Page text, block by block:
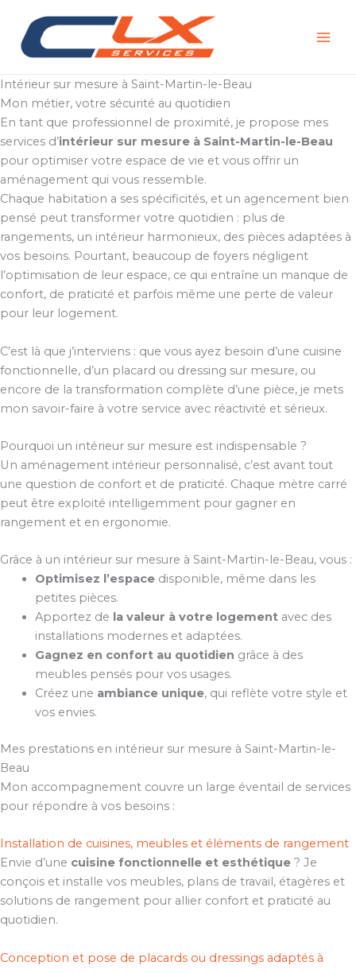
contenu
Intérieur sur mesure à Saint-Martin-le-Beau
Mon métier, votre sécurité au quotidien
En tant que professionnel de proximité, je propose mes
services d’intérieur sur mesure à Saint-Martin-le-Beau
pour optimiser votre espace de vie et vous offrir un
aménagement qui vous ressemble.
Chaque habitation a ses spécificités, et un agencement bien
pensé peut transformer votre quotidien : plus de
rangements, un intérieur harmonieux, des pièces adaptées à
vos besoins. Pourtant, beaucoup de foyers négligent
l’optimisation de leur espace, ce qui entraîne un manque de
confort, de praticité et parfois même une perte de valeur
pour leur logement.
C’est là que j’interviens : que vous ayez besoin d’une cuisine
fonctionnelle, d’un placard ou dressing sur mesure, ou
encore de la transformation complète d’une pièce, je mets
mon savoir-faire à votre service avec réactivité et sérieux.
Pourquoi un intérieur sur mesure est indispensable ?
Un aménagement intérieur personnalisé, c’est avant tout
une question de confort et de praticité. Chaque mètre carré
peut être exploité intelligemment pour gagner en
rangement et en ergonomie.
Grâce à un intérieur sur mesure à Saint-Martin-le-Beau, vous :
Optimisez l’espacedisponible, même dans les
petites pièces.
Apportez de la valeur à votre logementavec des
installations modernes et adaptées.
Gagnez en confort au quotidien grâce à des
meubles pensés pour vos usages.
Créez une ambiance unique, qui reflète votre style et
vos envies.
Mes prestations en intérieur sur mesure à Saint-Martin-le-
Beau
Mon accompagnement couvre un large éventail de services
pour répondre à vos besoins :
Installation de cuisines, meubles et éléments de rangement
Envie d’une cuisine fonctionnelle et esthétique ? Je
conçois et installe vos meubles, plans de travail, étagères et
solutions de rangement pour allier confort et praticité au
quotidien.
Conception et pose de placards ou dressings adaptés à